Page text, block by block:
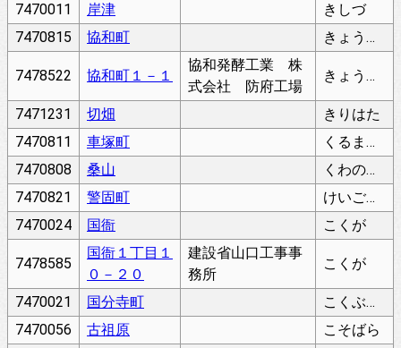
7470011
岸津
きしづ
7470815
協和町 きょうわちょう
7478522 協和町１－１
協和発酵工業 株
式会社 防府工場
きょうわちょう
7471231 切畑
きりはた
7470811
車塚町
くるまづかちょう
7470808
桑山
くわのやま
7470821
警固町
けいごまち
7470024
国衙 こくが
7478585
国衙１丁目１
０－２０
建設省山口工事事
務所
こくが
7470021 国分寺町
こくぶんじちょう
7470056
古祖原
こそばら